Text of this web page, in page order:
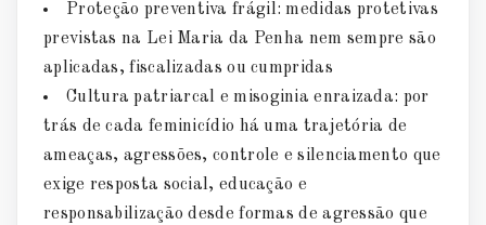
Proteção preventiva frágil: medidas protetivas
previstas na Lei Maria da Penha nem sempre são
aplicadas, fiscalizadas ou cumpridas
Cultura patriarcal e misoginia enraizada: por
trás de cada feminicídio há uma trajetória de
ameaças, agressões, controle e silenciamento que
exige resposta social, educação e
responsabilização desde formas de agressão que